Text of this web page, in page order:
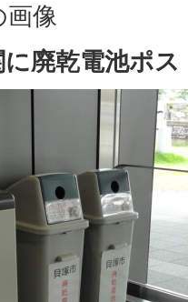
画像
廃乾電池ポ